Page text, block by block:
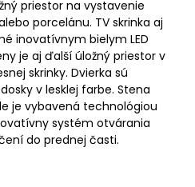
priestor na vystavenie
porcelánu. TV skrinka aj
inovatívnym bielym LED
je aj ďalší úložný priestor v
skrinky. Dvierka sú
v lesklej farbe. Stena
je vybavená technológiou
systém otvárania
do prednej časti.